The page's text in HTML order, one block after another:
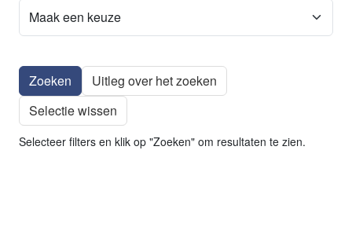
Uitleg over het zoeken
Selectie wissen
Selecteer filters en klik op "Zoeken" om resultaten te zien.